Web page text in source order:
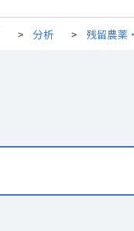
> 分析 > 残留農薬